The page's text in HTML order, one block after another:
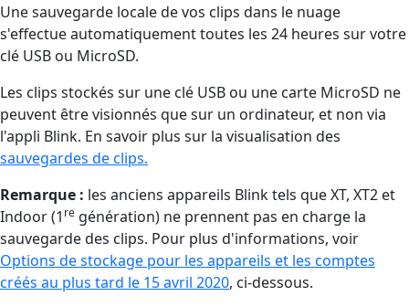
Une sauvegarde locale de vos clips dans le nuage
s'effectue automatiquement toutes les 24 heures sur votre
clé USB ou MicroSD.
Les clips stockés sur une clé USB ou une carte MicroSD ne
peuvent être visionnés que sur un ordinateur, et non via
l'appli Blink. En savoir plus sur la visualisation des
sauvegardes de clips.
Remarque : les anciens appareils Blink tels que XT, XT2 et
Indoor (1 re génération) ne prennent pas en charge la
sauvegarde des clips. Pour plus d'informations, voir
Options de stockage pour les appareils et les comptes
créés au plus tard le 15 avril 2020, ci-dessous.